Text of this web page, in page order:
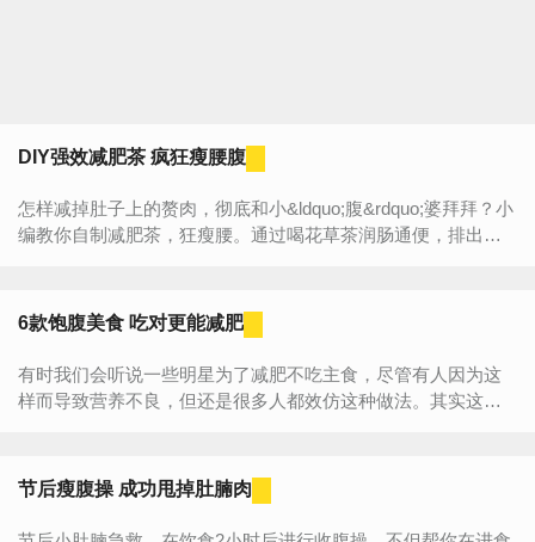
DIY强效减肥茶 疯狂瘦腰腹
怎样减掉肚子上的赘肉，彻底和小&ldquo;腹&rdquo;婆拜拜？小
编教你自制减肥茶，狂瘦腰。通过喝花草茶润肠通便，排出囤
6款饱腹美食 吃对更能减肥
有时我们会听说一些明星为了减肥不吃主食，尽管有人因为这
样而导致营养不良，但还是很多人都效仿这种做法。其实这样
节后瘦腹操 成功甩掉肚腩肉